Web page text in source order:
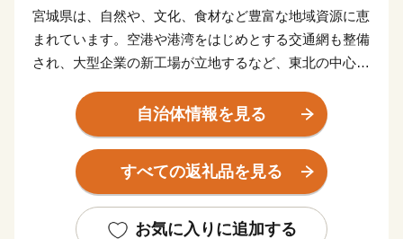
宮城県は、自然や、文化、食材など豊富な地域資源に恵
まれています。空港や港湾をはじめとする交通網も整備
され、大型企業の新工場が立地するなど、東北の中心と
東日本大震災により甚大な被害を受けましたが、再生と
さらなる発展につながる「創造的な復興」に向けた取り
組みを推進し、県民の皆さんと力を合わせ、魅力ある宮
城を築いてまいります。
自治体情報を見る
すべての返礼品を見る
お気に入りに追加する